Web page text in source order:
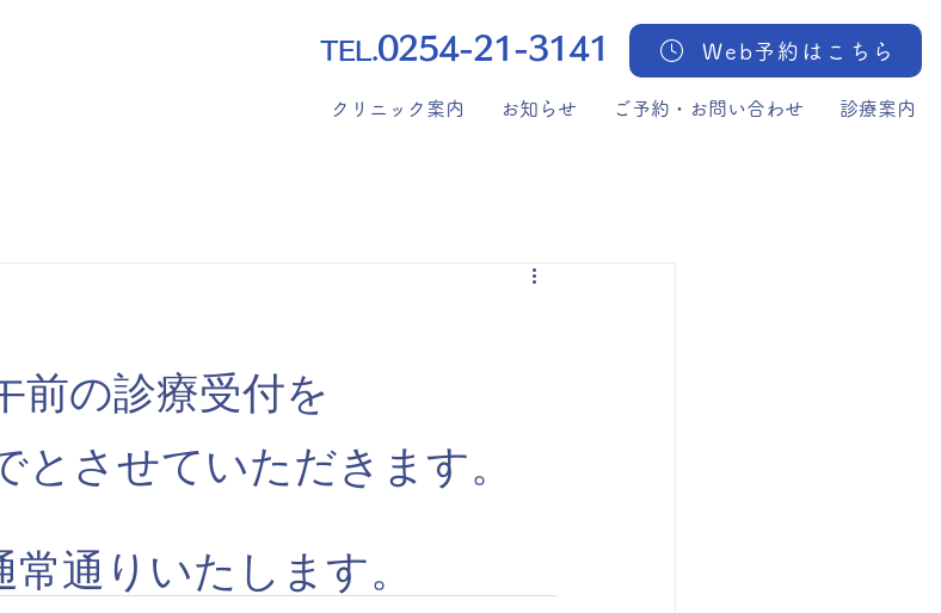
TEL.0254-21-3141 Web予約はこちら
クリニック案内 お知らせ ご予約・お問い合わせ 診療案内
前の診療受付を
とさせていただきます。
通りいたします。